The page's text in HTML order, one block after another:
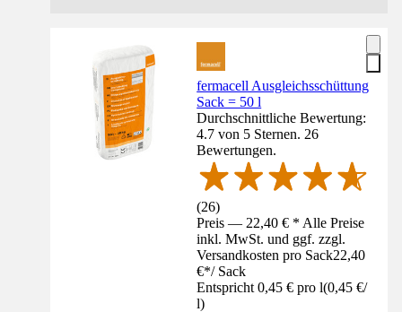
fermacell Ausgleichsschüttung
Sack = 50 l
Durchschnittliche Bewertung:
4.7 von 5 Sternen. 26
Bewertungen.
(26)
Preis — 22,40 € * Alle Preise
inkl. MwSt. und ggf. zzgl.
Versandkosten pro Sack22,40
€*/ Sack
Entspricht 0,45 € pro l(0,45 €/
l)